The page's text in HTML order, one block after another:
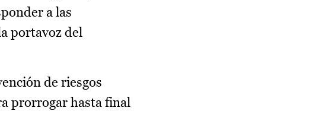
a las
portavoz del
de riesgos
prorrogar hasta final